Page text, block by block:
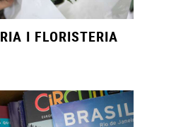
I FLORISTERIA